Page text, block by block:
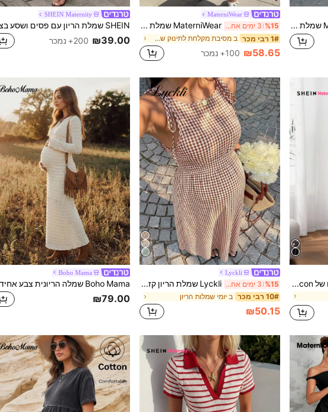
MaterniWear שמלת קיץ עם הדפס פסים לנשים בהריון, שרוולים קצרים
MaterniWear
%15 3 ימים אחרונים MaterniWear שמלת הריון ארוכה ואלגנטית בצבע אחיד עם שרוולים קצרים
1# רבי מכר ב מסיבת מקלחת לתינוק שמלות הריון
₪58.65 100+ נמכר
SHEIN Maternity
₪39.00 200+ נמכר
SHEIN שמלת שרוולים ארוכים של Bodycon בהדפס גרפי ללידה גבוה עם חגורה
Lyckli
%15 3 ימים אחרונים Lyckli שמלת הריון קז'ואל ללא שרוולים עם קשר על הכתף בדוגמת משבצות
10# רבי מכר ב יומי שמלות הריון
₪50.15
Boho Mama
₪79.00